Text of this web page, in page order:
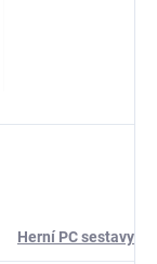
Herní PC sestavy